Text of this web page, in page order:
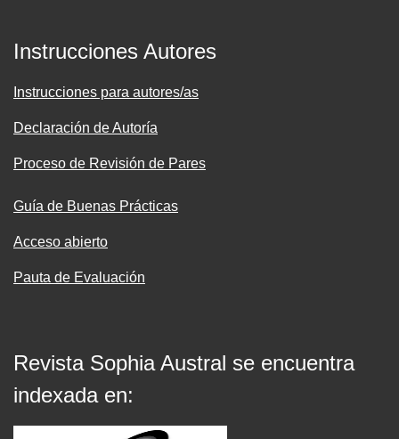
Instrucciones Autores
Instrucciones para autores/as
Declaración de Autoría
Proceso de Revisión de Pares
Guía de Buenas Prácticas
Acceso abierto
Pauta de Evaluación
Revista Sophia Austral se encuentra
indexada en: